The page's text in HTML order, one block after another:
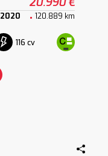
2020 120.889 km
116 cv